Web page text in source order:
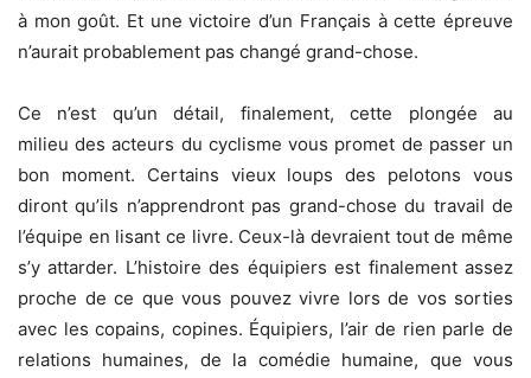
à mon goût. Et une victoire d’un Français à cette épreuve
n’aurait probablement pas changé grand-chose.
Ce n’est qu’un détail, finalement, cette plongée au
milieu des acteurs du cyclisme vous promet de passer un
bon moment. Certains vieux loups des pelotons vous
diront qu’ils n’apprendront pas grand-chose du travail de
l’équipe en lisant ce livre. Ceux-là devraient tout de même
s’y attarder. L’histoire des équipiers est finalement assez
proche de ce que vous pouvez vivre lors de vos sorties
avec les copains, copines. Équipiers, l’air de rien parle de
relations humaines, de la comédie humaine, que vous